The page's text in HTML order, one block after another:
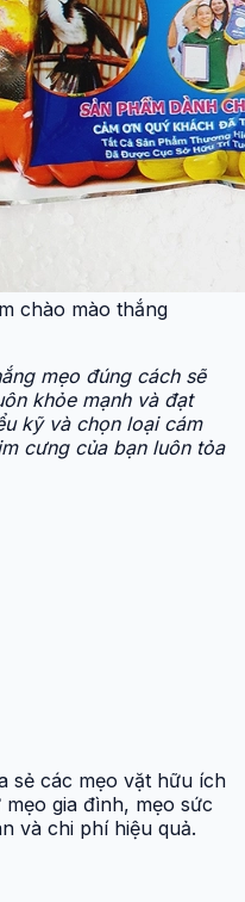
chào mào thắng
mẹo đúng cách sẽ
khỏe mạnh và đạt
kỹ và chọn loại cám
cưng của bạn luôn tỏa
sẻ các mẹo vặt hữu ích
gia đình, mẹo sức
và chi phí hiệu quả.